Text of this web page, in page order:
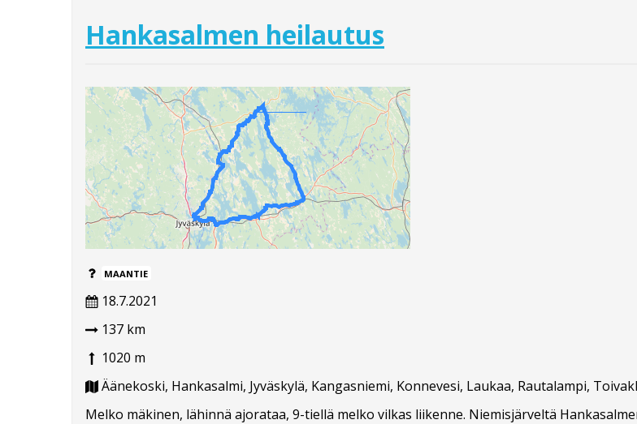
Hankasalmen heilautus
MAANTIE
18.7.2021
137 km
1020 m
Äänekoski, Hankasalmi, Jyväskylä, Kangasniemi, Konnevesi, Laukaa, Rautalampi,
Melko mäkinen, lähinnä ajorataa, 9-tiellä melko vilkas liikenne. Niemisjärveltä